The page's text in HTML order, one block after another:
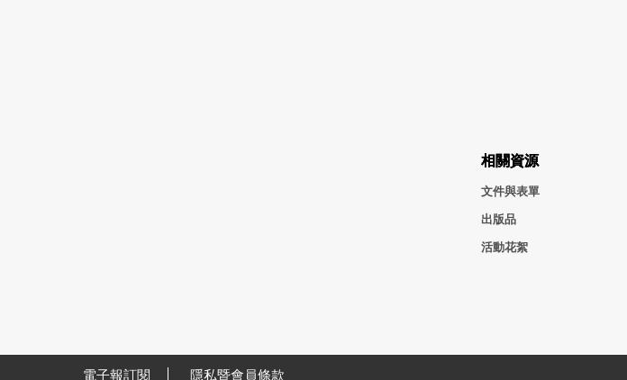
相關資源
文件與表單
出版品
活動花絮
電子報訂閱 隱私暨會員條款